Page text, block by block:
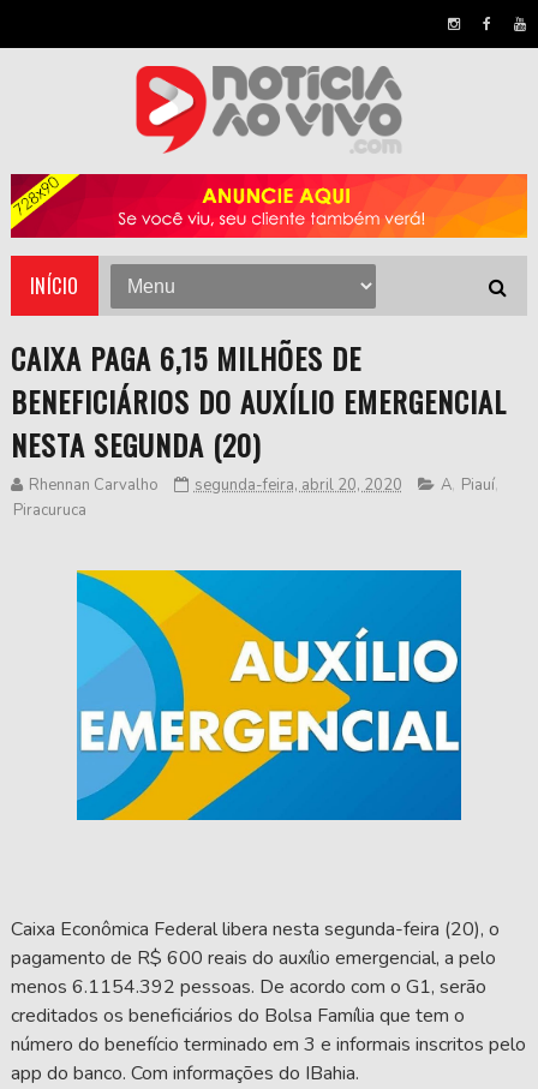
INÍCIO
CAIXA PAGA 6,15 MILHÕES DE
BENEFICIÁRIOS DO AUXÍLIO EMERGENCIAL
NESTA SEGUNDA (20)
Rhennan Carvalho segunda-feira, abril 20, 2020 A, Piauí,
Piracuruca
Caixa Econômica Federal libera nesta segunda-feira (20), o
pagamento de R$ 600 reais do auxílio emergencial, a pelo
menos 6.1154.392 pessoas. De acordo com o G1, serão
creditados os beneficiários do Bolsa Família que tem o
número do benefício terminado em 3 e informais inscritos pelo
app do banco. Com informações do IBahia.